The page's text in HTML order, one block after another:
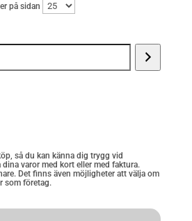
på sidan
så du kan känna dig trygg vid
dina varor med kort eller med faktura.
Det finns även möjligheter att välja om
som företag.